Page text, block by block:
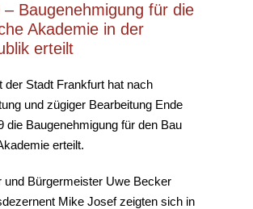
Baugenehmigung für die
Akademie in der
erteilt
der Stadt Frankfurt hat nach
und zügiger Bearbeitung Ende
die Baugenehmigung für den Bau
erteilt.
und Bürgermeister Uwe Becker
Mike Josef zeigten sich in